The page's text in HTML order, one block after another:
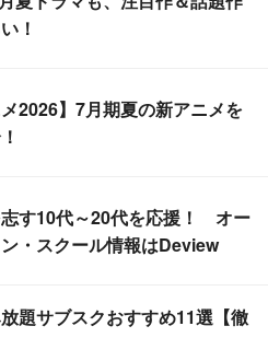
！
メ2026】7月期夏の新アニメを
す10代～20代を応援！ オー
・スクール情報はDeview
題サブスクおすすめ11選【徹